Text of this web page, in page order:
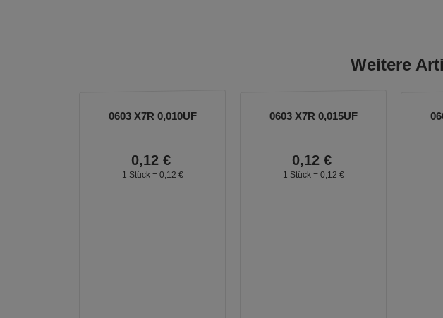
Weitere
0603 X7R 0,010UF
0,12 €
1 Stück = 0, 12 €
0603 X7R 0,015UF
0,12 €
1 Stück = 0, 12 €